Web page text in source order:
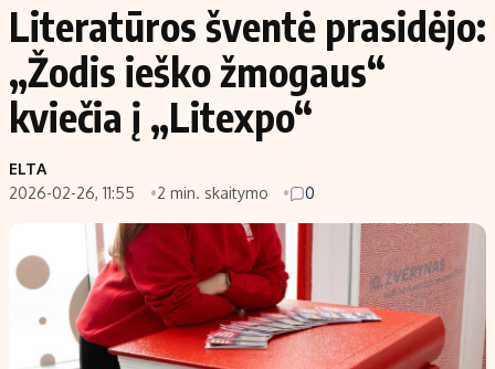
Literatūros šventė prasidėjo:
„Žodis ieško žmogaus“
kviečia į „Litexpo“
ELTA
2026-02-26, 11:55
2 min. skaitymo 0